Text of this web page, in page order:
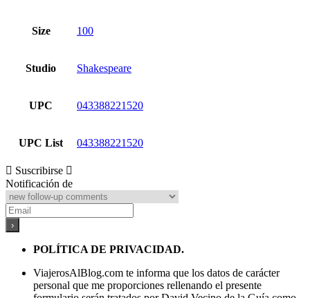
Size 100
Studio Shakespeare
UPC 043388221520
UPC List 043388221520
Suscribirse
Notificación de
POLÍTICA DE PRIVACIDAD.
ViajerosAlBlog.com te informa que los datos de carácter
personal que me proporciones rellenando el presente